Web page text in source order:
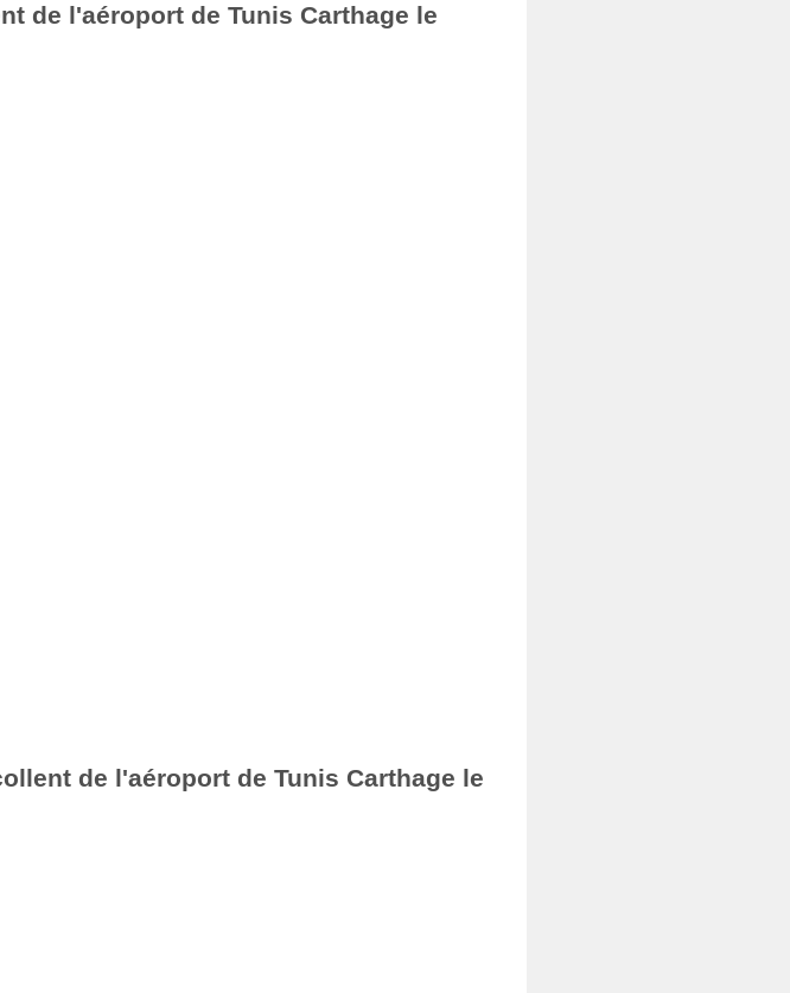
de l'aéroport de Tunis Carthage le
de l'aéroport de Tunis Carthage le